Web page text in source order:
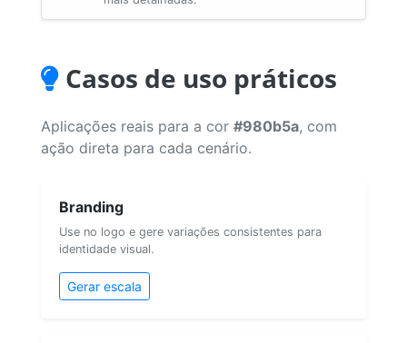
Casos de uso práticos
Aplicações reais para a cor #980b5a, com
ação direta para cada cenário.
Branding
Use no logo e gere variações consistentes para
identidade visual.
Gerar escala